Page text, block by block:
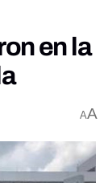
en la
AA